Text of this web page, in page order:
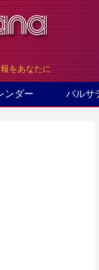
をあなたに
ンダー バルサ